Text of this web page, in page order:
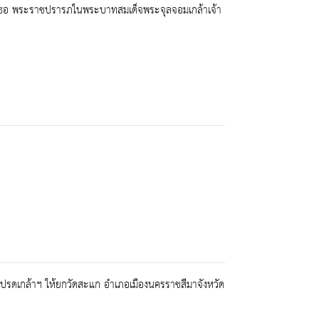
พระราชปรารภในพระบาทสมเด็จพระจุลจอมเกล้าเจ้า
เกล้าฯ ให้ยกวัดสะแก อำเภอเมืองนครราชสีมาจังหวัด